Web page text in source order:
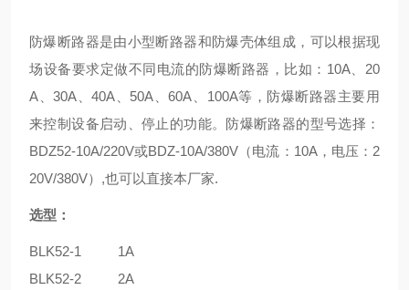
防爆断路器是由小型断路器和防爆壳体组成，可以根据现
场设备要求定做不同电流的防爆断路器，比如：10A、20
A、30A、40A、50A、60A、100A等，防爆断路器主要用
来控制设备启动、停止的功能。防爆断路器的型号选择：
BDZ52-10A/220V或BDZ-10A/380V（电流：10A，电压：2
20V/380V）,也可以直接本厂家.
选型：
BLK52-1 1A
BLK52-2 2A